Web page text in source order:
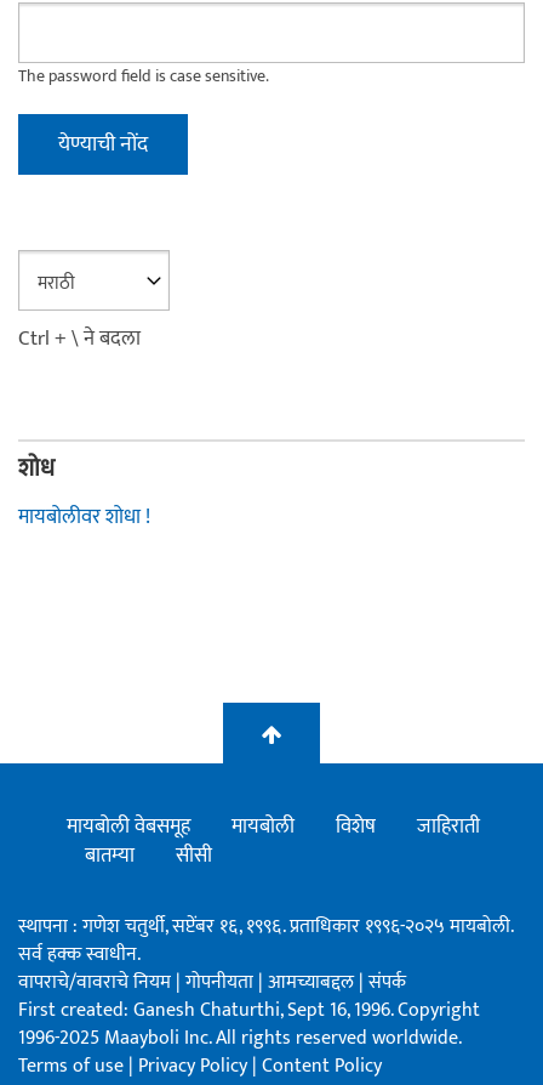
The password field is case sensitive.
Ctrl + \ ने बदला
शोध
मायबोलीवर शोधा !
मायबोली वेबसमूह मायबोली विशेष
जाहिराती
बातम्या
सीसी
स्थापना : गणेश चतुर्थी, सप्टेंबर १६, १९९६. प्रताधिकार १९९६-२०२५ मायबोली.
सर्व हक्क स्वाधीन.
वापराचे/वावराचे नियम|गोपनीयता|आमच्याबद्दल|संपर्क
First created: Ganesh Chaturthi, Sept 16, 1996. Copyright
1996-2025 Maayboli Inc. All rights reserved worldwide.
Terms of use| Privacy Policy|Content Policy